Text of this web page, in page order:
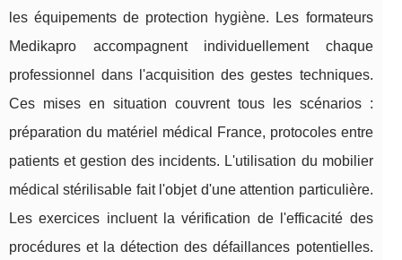
les équipements de protection hygiène. Les formateurs
Medikapro accompagnent individuellement chaque
professionnel dans l'acquisition des gestes techniques.
Ces mises en situation couvrent tous les scénarios :
préparation du matériel médical France, protocoles entre
patients et gestion des incidents. L'utilisation du mobilier
médical stérilisable fait l'objet d'une attention particulière.
Les exercices incluent la vérification de l'efficacité des
procédures et la détection des défaillances potentielles.